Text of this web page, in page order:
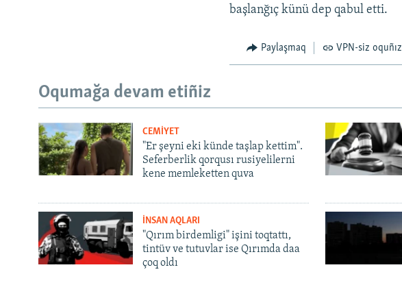
başlanğıç künü dep qabul etti.
Paylaşmaq VPN-siz oquñız
Oqumağa devam etiñiz
CEMİYET
"Er şeyni eki künde taşlap kettim".
Seferberlik qorqusı rusiyelilerni
kene memleketten quva
İNSAN AQLARI
"Qırım birdemligi" işini toqtattı,
tintüv ve tutuvlar ise Qırımda daa
çoq oldı